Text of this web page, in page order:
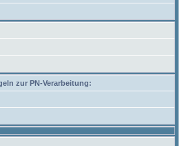
zur PN-Verarbeitung: